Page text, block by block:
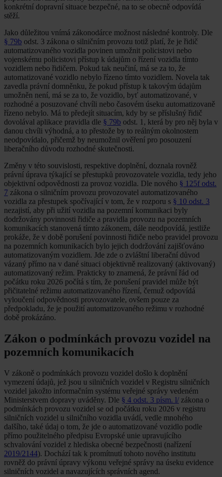
konkrétní dopravní situace bezpečné, na to se obecně odpovídá
stěží.
Jako důležitou vnímá zákonodárce možnost následné kontroly. Dle
§ 79b odst. 3 zákona o silničním provozu totiž platí, že je řidič
automatizovaného vozidla povinen umožnit policistovi nebo
vojenskému policistovi přístup k údajům o řízení vozidla tímto
vozidlem nebo řidičem. Pokud tak neučiní, má se za to, že
automatizované vozidlo nebylo řízeno tímto vozidlem. Novela tak
zavedla právní domněnku, že pokud přístup k takovým údajům
umožněn není, má se za to, že vozidlo, byť automatizované, v
rozhodné a posuzované chvíli nebo časovém úseku automatizovaně
řízeno nebylo. Má to předejít situacím, kdy by se příslušný řidič
dovolával aplikace pravidla dle § 79b odst. 1, která by pro něj byla v
danou chvíli výhodná, a to přestože by to reálným okolnostem
neodpovídalo, přičemž by neumožnil ověření pro posouzení
liberačního důvodu rozhodné skutečnosti.
Změny v této souvislosti, respektive doplnění, doznala rovněž
právní úprava týkající se přestupků provozovatele vozidla, tedy jeho
objektivní odpovědnosti za provoz vozidla. Dle nového § 125f odst.
7 zákona o silničním provozu provozovatel automatizovaného
vozidla za přestupek spočívající v tom, že v rozporu s § 10 odst. 3
nezajistí, aby při užití vozidla na pozemní komunikaci byly
dodržovány povinnosti řidiče a pravidla provozu na pozemních
komunikacích stanovená tímto zákonem, dále neodpovídá, jestliže
prokáže, že v době porušení povinnosti řidiče nebo pravidel provozu
na pozemních komunikacích bylo jejich dodržování zajišťováno
automatizovaným vozidlem. Jde zde o zvláštní liberační důvod
vázaný přímo na v dané situaci objektivně realizovaný (aktivovaný)
automatizovaný režim. Prakticky to znamená, že právní řád od
počátku roku 2026 počítá s tím, že porušení pravidel může být
přičitatelné režimu automatizovaného řízení, čemuž odpovídá
vyloučení odpovědnosti provozovatele, ovšem pouze za
předpokladu, že je použití automatizovaného režimu v rozhodné
době prokázáno.
Zákon o podmínkách provozu vozidel na
pozemních komunikacích
V zákoně o podmínkách provozu vozidel došlo k doplnění
vymezení údajů, jež jsou u silničních vozidel v Registru silničních
vozidel jakožto informačním systému veřejné správy vedeném
Ministerstvem dopravy uváděny. Dle § 4 odst. 3 písm. l/ zákona o
podmínkách provozu vozidel se od počátku roku 2026 v registru
silničních vozidel u silničního vozidla uvádí, vedle mnohého
dalšího, také údaj o tom, že jde o automatizované vozidlo podle
přímo použitelného předpisu Evropské unie upravujícího
schvalování vozidel z hlediska obecné bezpečnosti (nařízení
2019/2144). Dochází tak k promítnutí tohoto nového institutu
rovněž do právní úpravy výkonu veřejné správy na úseku evidence
silničních vozidel a navazujících správních agend.